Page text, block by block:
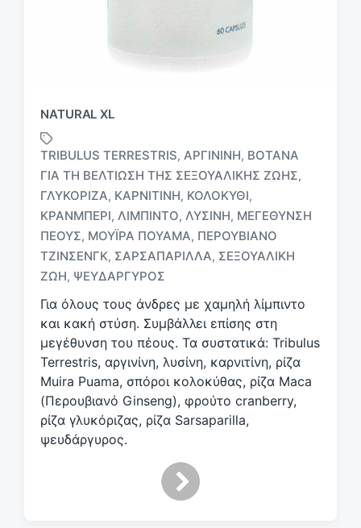
NATURAL XL
Μ
ε
ε
ι
κ
έ
α
TRIBULUS TERRESTRIS, ΑΡΓΙΝΊΝΗ, ΒΌΤΑΝΑ
ΓΙΑ ΤΗ ΒΕΛΤΊΩΣΗ ΤΗΣ ΣΕΞΟΥΑΛΙΚΉΣ ΖΩΉΣ,
ΓΛΥΚΌΡΙΖΑ, ΚΑΡΝΙΤΊΝΗ, ΚΟΛΟΚΎΘΙ,
ΚΡΆΝΜΠΕΡΙ, ΛΙΜΠΊΝΤΟ, ΛΥΣΊΝΗ, ΜΕΓΈΘΥΝΣΗ
ΠΈΟΥΣ, ΜΟΎΙΡΑ ΠΟΥΆΜΑ, ΠΕΡΟΥΒΙΑΝΌ
ΤΖΊΝΣΕΝΓΚ, ΣΑΡΣΑΠΑΡΊΛΛΑ, ΣΕΞΟΥΑΛΙΚΉ
ΖΩΉ, ΨΕΥΔΆΡΓΥΡΟΣ
Για όλους τους άνδρες με χαμηλή λίμπιντο
και κακή στύση. Συμβάλλει επίσης στη
μεγέθυνση του πέους. Τα συστατικά: Tribulus
Terrestris, αργινίνη, λυσίνη, καρνιτίνη, ρίζα
Muira Puama, σπόροι κολοκύθας, ρίζα Maca
(Περουβιανό Ginseng), φρούτο cranberry,
ρίζα γλυκόριζας, ρίζα Sarsaparilla,
ψευδάργυρος.